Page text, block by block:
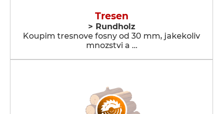
Tresen
> Rundholz
Koupim tresnove fosny od 30 mm, jakekoliv
mnozstvi a …